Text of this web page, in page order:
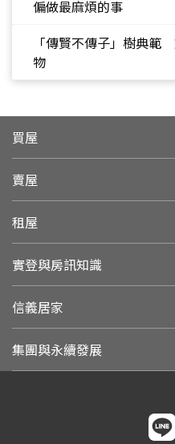
偏做最麻煩的事
「傳賢不傳子」樹典
物
買屋
賣屋
租屋
實登與房訊知識
信義居家
集團與永續發展